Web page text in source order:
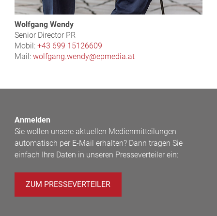
Wolfgang Wendy
Senior Director PR
Mobil: +43 699 15126609
Mail: wolfgang.wendy@epmedia.at
Anmelden
Sie wollen unsere aktuellen Medienmitteilungen
automatisch per E-Mail erhalten? Dann tragen Sie
einfach Ihre Daten in unseren Presseverteiler ein:
ZUM PRESSEVERTEILER